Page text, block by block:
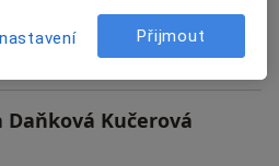
Daňková Kučerová
Přijmout